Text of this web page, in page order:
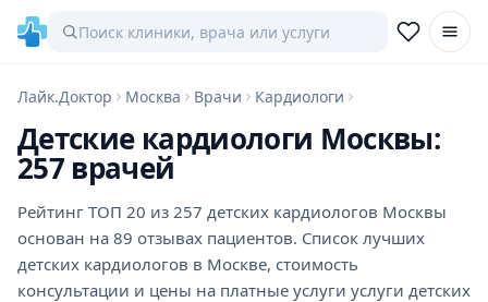
Лайк.Доктор Москва Врачи Кардиологи
Детские кардиологи Москвы:
257 врачей
Рейтинг ТОП 20 из 257 детских кардиологов Москвы
основан на 89 отзывах пациентов. Список лучших
детских кардиологов в Москве, стоимость
консультации и цены на платные услуги услуги детских